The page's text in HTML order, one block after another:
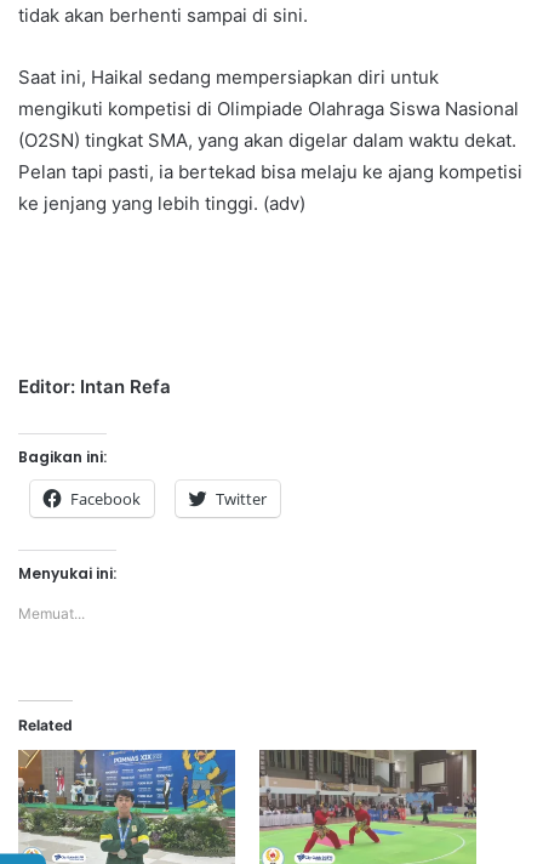
tidak akan berhenti sampai di sini.
Saat ini, Haikal sedang mempersiapkan diri untuk
mengikuti kompetisi di Olimpiade Olahraga Siswa Nasional
(O2SN) tingkat SMA, yang akan digelar dalam waktu dekat.
Pelan tapi pasti, ia bertekad bisa melaju ke ajang kompetisi
ke jenjang yang lebih tinggi. (adv)
Editor: Intan Refa
Bagikan ini:
Facebook Twitter
Menyukai ini:
Memuat...
Related